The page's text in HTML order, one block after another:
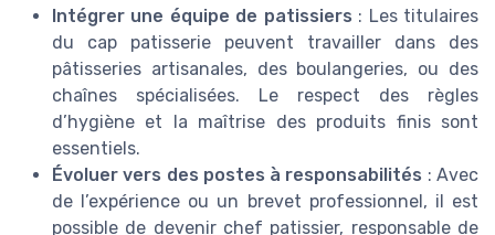
Intégrer une équipe de patissiers : Les titulaires
du cap patisserie peuvent travailler dans des
pâtisseries artisanales, des boulangeries, ou des
chaînes spécialisées. Le respect des règles
d’hygiène et la maîtrise des produits finis sont
essentiels.
Évoluer vers des postes à responsabilités : Avec
de l’expérience ou un brevet professionnel, il est
possible de devenir chef patissier, responsable de